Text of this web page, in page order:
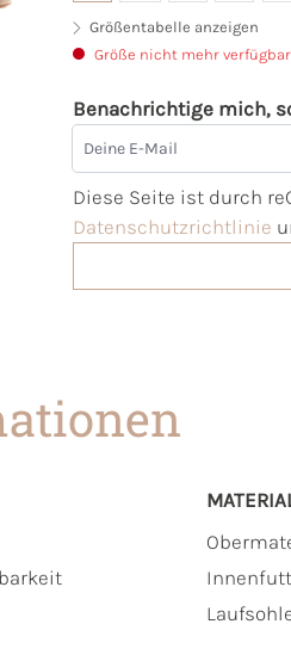
Größentabelle anzeigen
Größe nicht mehr verfügbar
Benachrichtige mich,
Deine E-Mail
Diese Seite ist durch
Datenschutzrichtlinie